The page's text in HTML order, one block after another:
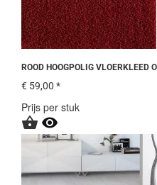
ROOD HOOGPOLIG VLOERKLEED
€ 59,00 *
Prijs per stuk
 